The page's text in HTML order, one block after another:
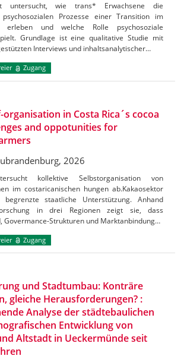
untersucht, wie trans* Erwachsene die
Prozesse einer Transition im
erleben und welche Rolle psychosoziale
Grundlage ist eine qualitative Studie mit
Interviews und inhaltsanalytischer…
Zugang
organisation in Costa Rica´s cocoa
and oppotunities for
2026
kollektive Selbstorganisation von
im costaricanischen hungen ab.Kakaosektor
staatliche Unterstützung. Anhand
in drei Regionen zeigt sie, dass
Govermance-Strukturen und Marktanbindung…
Zugang
und Stadtumbau: Konträre
gleiche Herausforderungen? :
Analyse der städtebaulichen
Entwicklung von
Altstadt in Ueckermünde seit